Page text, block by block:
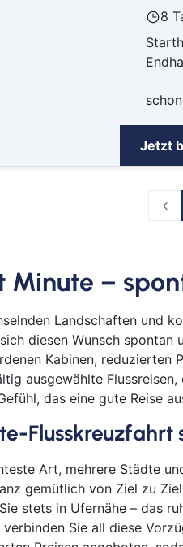
8
Jetzt
Minute –
Landschaften und
diesen Wunsch
Kabinen, reduzierten
ausgewählte
das eine gute Reise
Flusskreuzfahrt
Art, mehrere Städte
gemütlich von Ziel zu
stets in Ufernähe – das
Sie all diese